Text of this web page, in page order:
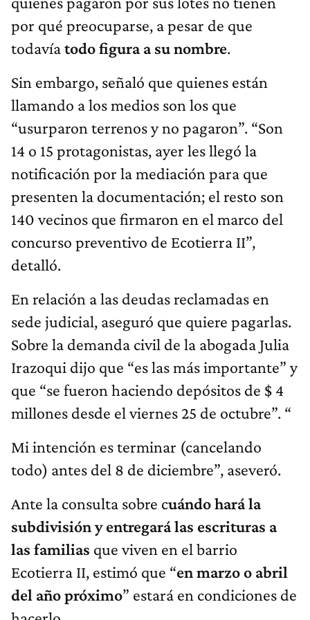
por qué preocuparse, a pesar de que
todavíatodo figura a su nombre.
Sin embargo, señaló que quienes están
llamando a los medios son los que
“usurparon terrenos y no pagaron”. “Son
14 o 15 protagonistas, ayer les llegó la
notificación por la mediación para que
presenten la documentación; el resto son
140 vecinos que firmaron en el marco del
concurso preventivo de Ecotierra II”,
detalló.
En relación a las deudas reclamadas en
sede judicial, aseguró que quiere pagarlas.
Sobre la demanda civil de la abogada Julia
Irazoqui dijo que “es las más importante” y
que “se fueron haciendo depósitos de $ 4
millones desde el viernes 25 de octubre”. “
Mi intención es terminar (cancelando
todo) antes del 8 de diciembre”, aseveró.
Ante la consulta sobre cuándo hará la
subdivisión y entregará las escrituras a
las familias que viven en el barrio
Ecotierra II, estimó que “en marzo o abril
del año próximo” estará en condiciones de